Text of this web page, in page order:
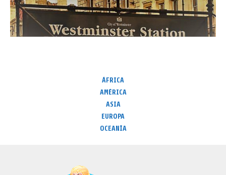
ÁFRICA
AMÉRICA
ASIA
EUROPA
OCEANÍA